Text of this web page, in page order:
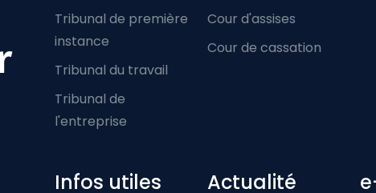
Tribunal de première
instance
Tribunal du travail
Tribunal de
l'entreprise
Cour d'assises
Cour de cassation
Infos utiles Actualité